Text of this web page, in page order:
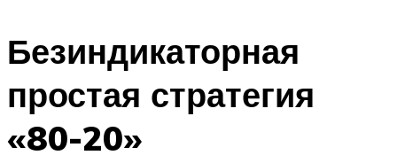
Безиндикаторная
простая стратегия
«80-20»